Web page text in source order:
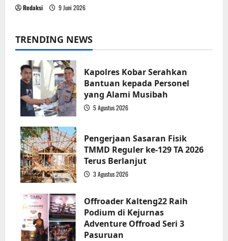
Redaksi 9 Juni 2026
TRENDING NEWS
Kapolres Kobar Serahkan
Bantuan kepada Personel
yang Alami Musibah
5 Agustus 2026
Pengerjaan Sasaran Fisik
TMMD Reguler ke-129 TA 2026
Terus Berlanjut
3 Agustus 2026
Offroader Kalteng22 Raih
Podium di Kejurnas
Adventure Offroad Seri 3
Pasuruan